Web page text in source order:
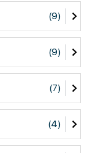
een actieplannetje
van de
ervaren?
Isala
Provincie
verder weg o.a.
GGD
(9)
(9)
(7)
(4)